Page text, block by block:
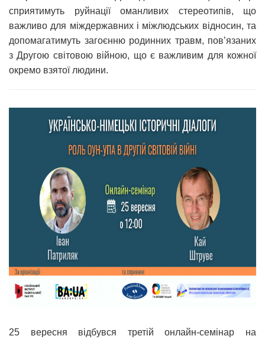
сприятимуть руйнації оманливих стереотипів, що
важливо для міждержавних і міжлюдських відносин, та
допомагатимуть загоєнню родинних травм, пов’язаних
з Другою світовою війною, що є важливим для кожної
окремо взятої людини.
25 вересня відбувся третій онлайн-семінар на